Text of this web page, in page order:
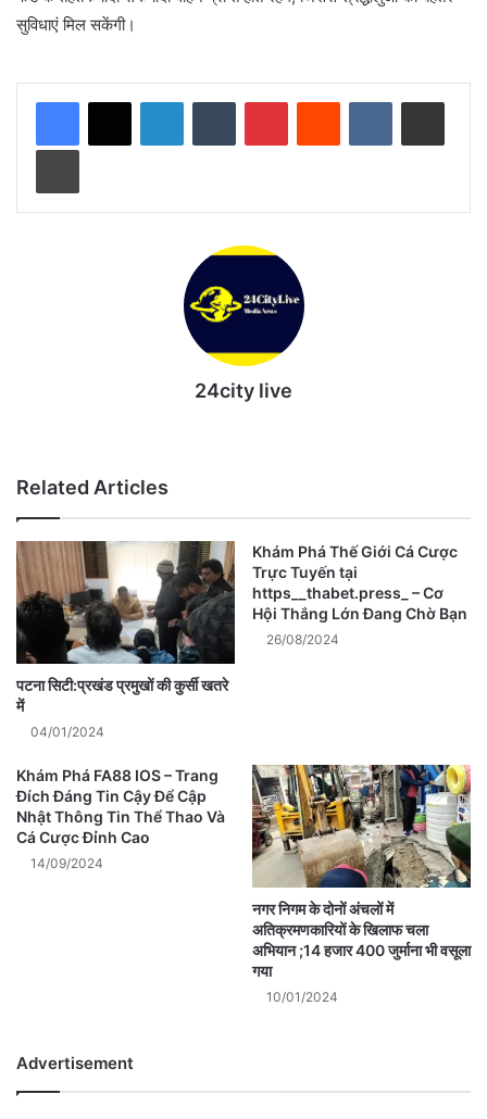
सुविधाएं मिल सकेंगी।
LinkedInTumblr PinterestReddit VKontakteShare via Email
Print
24city live
Related Articles
पटना सिटी:प्रखंड प्रमुखों की कुर्सी खतरे
में
04/01/2024
Khám Phá Thế Giới Cá Cược
Trực Tuyến tại
https__thabet.press_ – Cơ
Hội Thắng Lớn Đang Chờ Bạn
26/08/2024
Khám Phá FA88 IOS – Trang
Đích Đáng Tin Cậy Để Cập
Nhật Thông Tin Thể Thao Và
Cá Cược Đỉnh Cao
14/09/2024
नगर निगम के दोनों अंचलों में
अतिक्रमणकारियों के खिलाफ चला
अभियान ;14 हजार 400 जुर्माना भी वसूला
गया
10/01/2024
Advertisement